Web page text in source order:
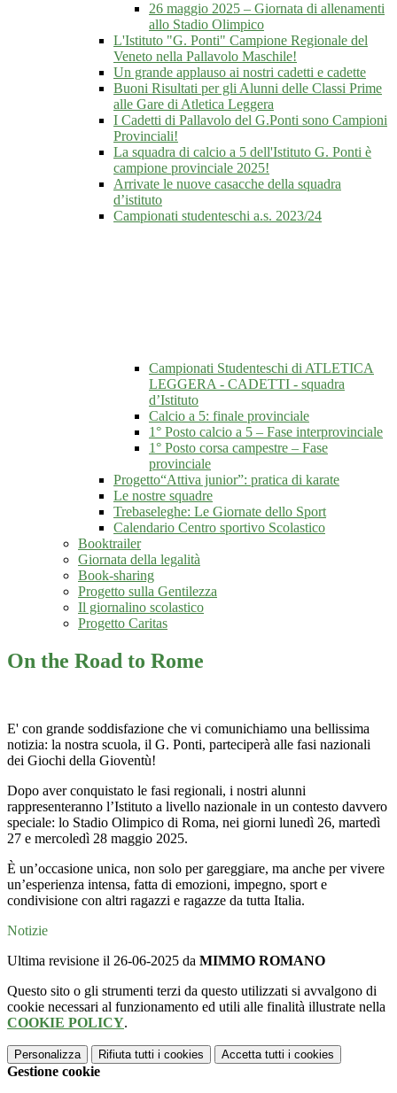
26 maggio 2025 – Giornata di allenamenti
allo Stadio Olimpico
L'Istituto "G. Ponti" Campione Regionale del
Veneto nella Pallavolo Maschile!
Un grande applauso ai nostri cadetti e cadette
Buoni Risultati per gli Alunni delle Classi Prime
alle Gare di Atletica Leggera
I Cadetti di Pallavolo del G.Ponti sono Campioni
Provinciali!
La squadra di calcio a 5 dell'Istituto G. Ponti è
campione provinciale 2025!
Arrivate le nuove casacche della squadra
d’istituto
Campionati studenteschi a.s. 2023/24
Campionati Studenteschi di ATLETICA
LEGGERA - CADETTI - squadra
d’Istituto
Calcio a 5: finale provinciale
1° Posto calcio a 5 – Fase interprovinciale
1° Posto corsa campestre – Fase
provinciale
Progetto“Attiva junior”: pratica di karate
Le nostre squadre
Trebaseleghe: Le Giornate dello Sport
Calendario Centro sportivo Scolastico
Booktrailer
Giornata della legalità
Book-sharing
Progetto sulla Gentilezza
Il giornalino scolastico
Progetto Caritas
On the Road to Rome
E' con grande soddisfazione che vi comunichiamo una bellissima
notizia: la nostra scuola, il G. Ponti, parteciperà alle fasi nazionali
dei Giochi della Gioventù!
Dopo aver conquistato le fasi regionali, i nostri alunni
rappresenteranno l’Istituto a livello nazionale in un contesto davvero
speciale: lo Stadio Olimpico di Roma, nei giorni lunedì 26, martedì
27 e mercoledì 28 maggio 2025.
È un’occasione unica, non solo per gareggiare, ma anche per vivere
un’esperienza intensa, fatta di emozioni, impegno, sport e
condivisione con altri ragazzi e ragazze da tutta Italia.
Notizie
Ultima revisione il 26-06-2025 da MIMMO ROMANO
Questo sito o gli strumenti terzi da questo utilizzati si avvalgono di
cookie necessari al funzionamento ed utili alle finalità illustrate nella
COOKIE POLICY.
Personalizza Rifiuta tutti i cookies Accetta tutti i cookies
Gestione cookie